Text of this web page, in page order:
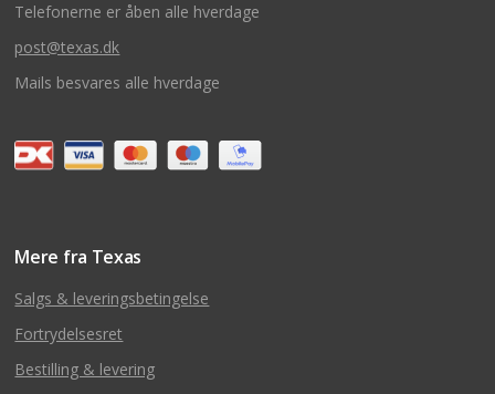
Telefonerne er åben alle hverdage
post@texas.dk
Mails besvares alle hverdage
Mere fra Texas
Salgs & leveringsbetingelse
Fortrydelsesret
Bestilling & levering